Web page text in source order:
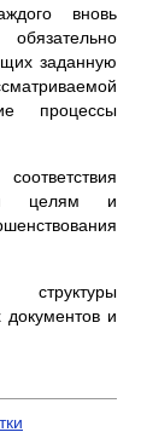
вновь
заданную
процессы
целям и
и